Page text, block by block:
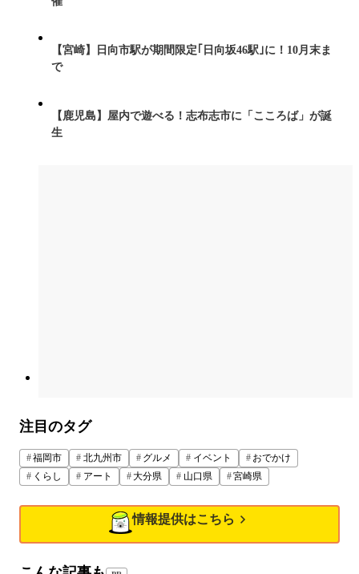
【宮崎】日向市駅が期間限定｢日向坂46駅｣に！10月末ま
で
【鹿児島】屋内で遊べる！志布志市に「こころば」が誕
生
注目のタグ
福岡市 北九州市 グルメ イベント
おでかけ
くらし
アート 大分県 山口県 宮崎県
情報提供はこちら